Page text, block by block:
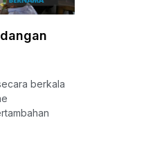
berkala